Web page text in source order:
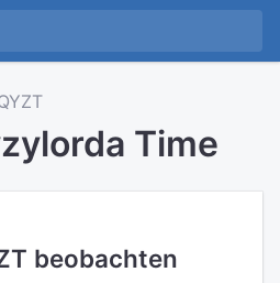
Time
beobachten